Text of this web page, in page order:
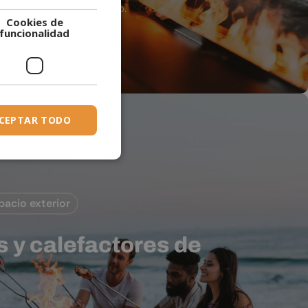
y facilidad de uso.
exterior
y calefactores de
DUTCH
GERMAN
ICELANDIC
ITALIAN
LITHUANIAN
MALTESE
Cookies de
funcionalidad
TODO